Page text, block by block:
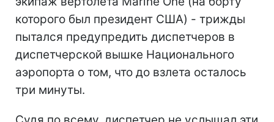
которого был президент США) - трижды
пытался предупредить диспетчеров в
диспетчерской вышке Национального
аэропорта о том, что до взлета осталось
три минуты.